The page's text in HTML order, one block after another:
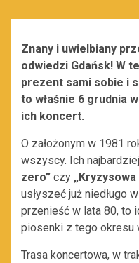
Znany i uwielbiany
odwiedzi Gdańsk! W
prezent sami sobie i
to właśnie 6 grudnia
ich koncert.
O założonym w 1981
wszyscy. Ich
zero” czy
usłyszeć już niedługo
przenieść w lata 80, to
piosenki z tego okresu
Trasa koncertowa, w